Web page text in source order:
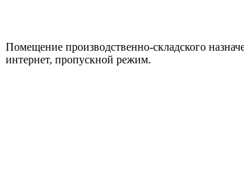
Помещение производственно-складского
интернет, пропускной режим.